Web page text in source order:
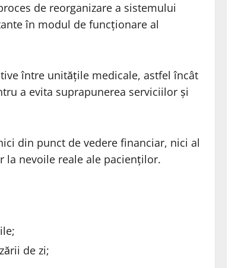
de reorganizare a sistemului
în modul de funcționare al
între unitățile medicale, astfel încât
a evita suprapunerea serviciilor și
din punct de vedere financiar, nici al
la nevoile reale ale pacienților.
de zi;